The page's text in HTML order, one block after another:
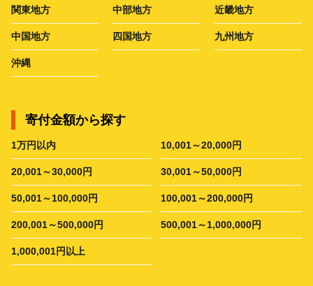
関東地方 中部地方 近畿地方
中国地方 四国地方 九州地方
沖縄
寄付金額から探す
1万円以内 10,001～20,000円
20,001～30,000円 30,001～50,000円
50,001～100,000円 100,001～200,000円
200,001～500,000円 500,001～1,000,000円
1,000,001円以上